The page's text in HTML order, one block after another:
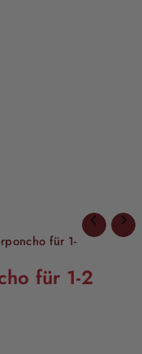
für 1-
für 1-2